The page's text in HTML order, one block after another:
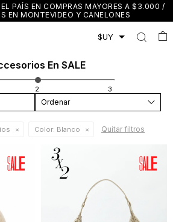
PAÍS EN COMPRAS MAYORES A $3.000 /
EN MONTEVIDEO Y CANELONES
En SALE
Recomendados
Color: Blanco Quitar filtros